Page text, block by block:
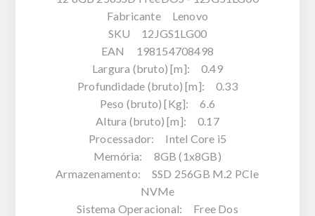
Fabricante Lenovo
SKU 12JGS1LG00
EAN 198154708498
Largura (bruto) [m]: 0.49
Profundidade (bruto) [m]: 0.33
Peso (bruto) [Kg]: 6.6
Altura (bruto) [m]: 0.17
Processador: Intel Core i5
Memória: 8GB (1x8GB)
Armazenamento: SSD 256GB M.2 PCIe
NVMe
Sistema Operacional: Free Dos